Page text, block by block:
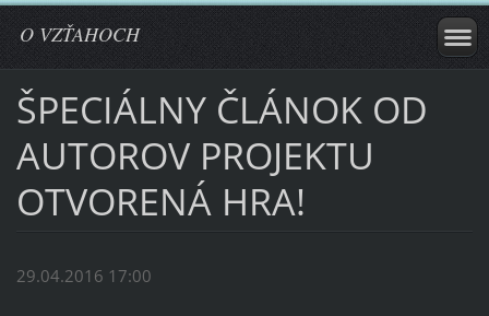
O VZŤAHOCH
ŠPECIÁLNY ČLÁNOK OD
AUTOROV PROJEKTU
OTVORENÁ HRA!
29.04.2016 17:00